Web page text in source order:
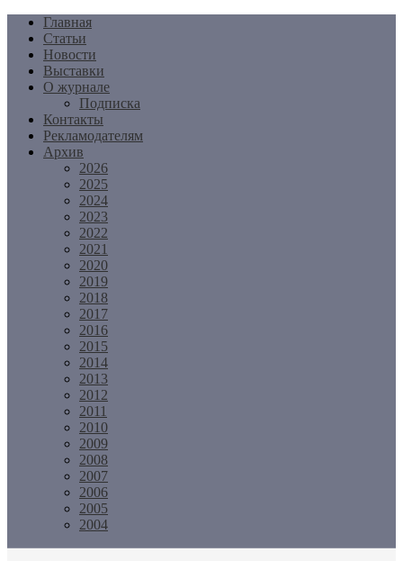
Перейти
содержимому
Главная
Статьи
Новости
Выставки
О журнале
Подписка
Контакты
Рекламодателям
Архив
2026
2025
2024
2023
2022
2021
2020
2019
2018
2017
2016
2015
2014
2013
2012
2011
2010
2009
2008
2007
2006
2005
2004